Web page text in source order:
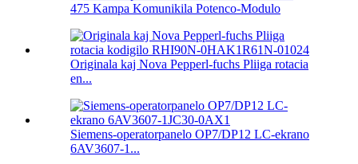
475 Kampa Komunikila Potenco-Modulo
Originala kaj Nova Pepperl-fuchs Pliiga rotacia
en...
Siemens-operatorpanelo OP7/DP12 LC-ekrano
6AV3607-1...